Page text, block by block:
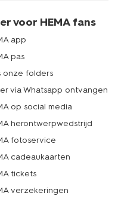
voor HEMA fans
app
pas
onze folders
via Whatsapp ontvangen
op social media
herontwerpwedstrijd
fotoservice
cadeaukaarten
tickets
verzekeringen